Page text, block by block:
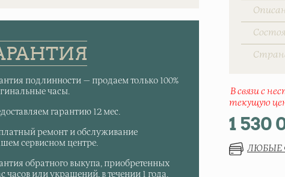
подлинности — продаем только 100%
часы.
гарантию 12 мес.
ремонт и обслуживание
сервисном центре.
обратного выкупа, приобретенных
часов или украшений, в течении 1 года.
В связи с
текущую
1 530
ЛЮБЫЕ